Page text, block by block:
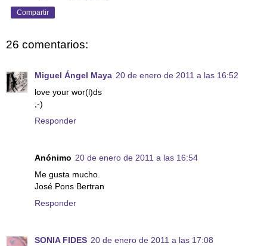
Compartir
26 comentarios:
Miguel Ángel Maya 20 de enero de 2011 a las 16:52
love your wor(l)ds
;-)
Responder
Anónimo 20 de enero de 2011 a las 16:54
Me gusta mucho.
José Pons Bertran
Responder
SONIA FIDES 20 de enero de 2011 a las 17:08